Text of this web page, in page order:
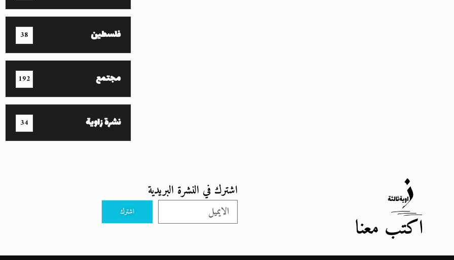
فلسطين 38
مجتمع 192
نشرة زاوية 34
اكتب معنا
اشترك في النشرة البريدية
اشترك